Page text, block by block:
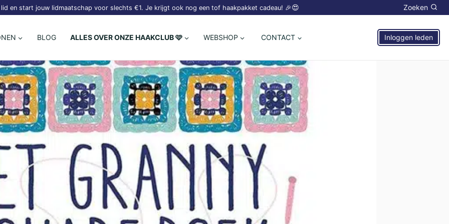
en start jouw lidmaatschap voor slechts €1. Je krijgt ook nog een tof haakpakket cadeau! 🎉😍 Zoeken
BLOG ALLES OVER ONZE HAAKCLUB 🩷 WEBSHOP CONTACT Inloggen leden